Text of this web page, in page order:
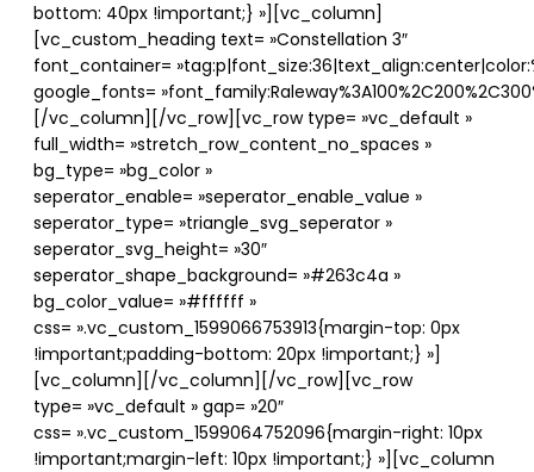
bottom: 40px !important;} »][vc_column]
[vc_custom_heading text= »Constellation 3″
font_container=
google_fonts=
[/vc_column][/vc_row][vc_row type= »vc_default »
full_width= »stretch_row_content_no_spaces »
bg_type= »bg_color »
seperator_enable= »seperator_enable_value »
seperator_type= »triangle_svg_seperator »
seperator_svg_height= »30″
seperator_shape_background= »#263c4a »
bg_color_value= »#ffffff »
css= ».vc_custom_1599066753913{margin-top: 0px
!important;padding-bottom: 20px !important;} »]
[vc_column][/vc_column][/vc_row][vc_row
type= »vc_default » gap= »20″
css= ».vc_custom_1599064752096{margin-right: 10px
!important;margin-left: 10px !important;} »][vc_column